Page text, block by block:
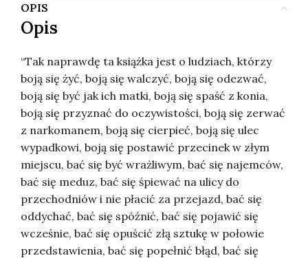
OPIS
Opis
“Tak naprawdę ta książka jest o ludziach, którzy
boją się żyć, boją się walczyć, boją się odezwać,
boją się być jak ich matki, boją się spaść z konia,
boją się przyznać do oczywistości, boją się zerwać
z narkomanem, boją się cierpieć, boją się ulec
wypadkowi, boją się postawić przecinek w złym
miejscu, bać się być wrażliwym, bać się najemców,
bać się meduz, bać się śpiewać na ulicy do
przechodniów i nie płacić za przejazd, bać się
oddychać, bać się spóźnić, bać się pojawić się
wcześnie, bać się opuścić złą sztukę w połowie
przedstawienia, bać się popełnić błąd, bać się